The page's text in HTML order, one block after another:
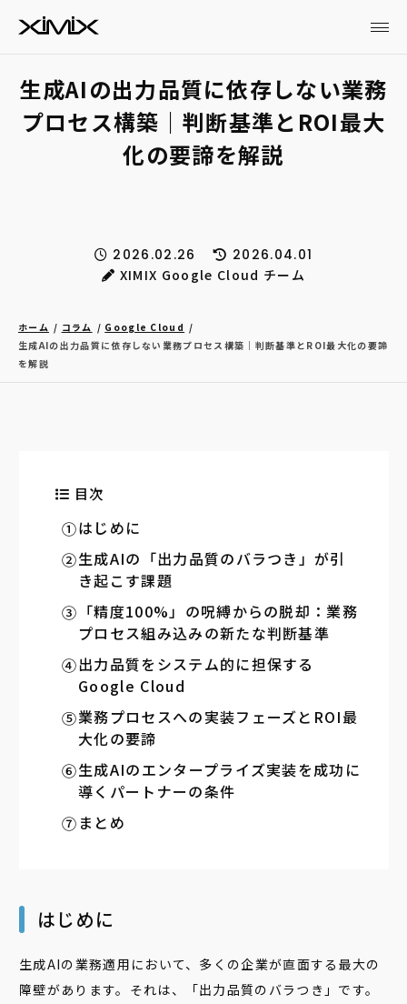
生成AIの出力品質に依存しない業務
プロセス構築｜判断基準とROI最大
化の要諦を解説
2026.02.26
2026.04.01
XIMIX Google Cloud チーム
ホーム コラム
Google Cloud
生成AIの出力品質に依存しない業務プロセス構築｜判断基準とROI最大化の要諦
を解説
目次
はじめに
生成AIの「出力品質のバラつき」が引
き起こす課題
「精度100%」の呪縛からの脱却：業務
プロセス組み込みの新たな判断基準
出力品質をシステム的に担保する
Google Cloud
業務プロセスへの実装フェーズとROI最
大化の要諦
生成AIのエンタープライズ実装を成功に
導くパートナーの条件
まとめ
はじめに
生成AIの業務適用において、多くの企業が直面する最大の
障壁があります。それは、「出力品質のバラつき」です。